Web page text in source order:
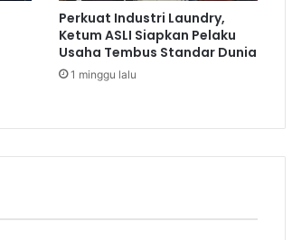
Perkuat Industri Laundry,
Ketum ASLI Siapkan Pelaku
Usaha Tembus Standar Dunia
1 minggu lalu